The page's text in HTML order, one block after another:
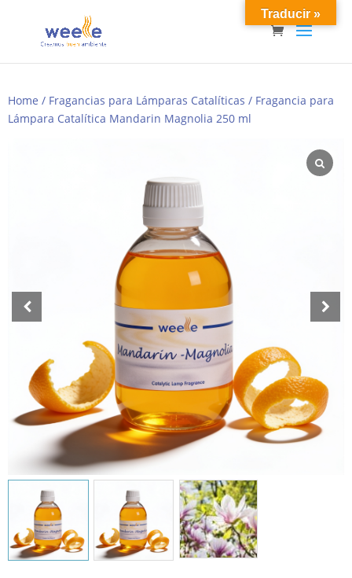
Home / Fragancias para Lámparas Catalíticas / Fragancia para
Lámpara Catalítica Mandarin Magnolia 250 ml
Traducir »